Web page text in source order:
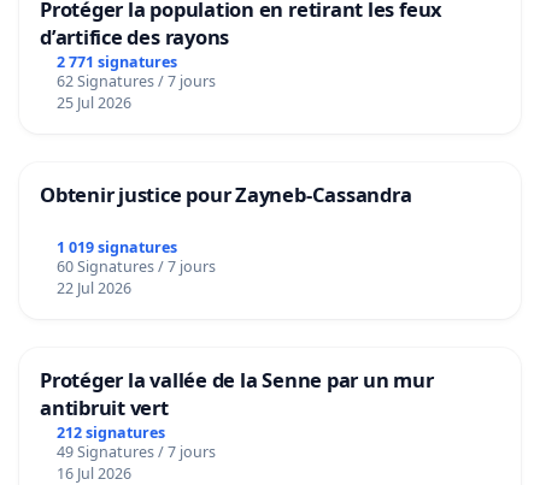
Protéger la population en retirant les feux
d’artifice des rayons
2 771 signatures
62 Signatures / 7 jours
25 Jul 2026
Obtenir justice pour Zayneb-Cassandra
1 019 signatures
60 Signatures / 7 jours
22 Jul 2026
Protéger la vallée de la Senne par un mur
antibruit vert
212 signatures
49 Signatures / 7 jours
16 Jul 2026